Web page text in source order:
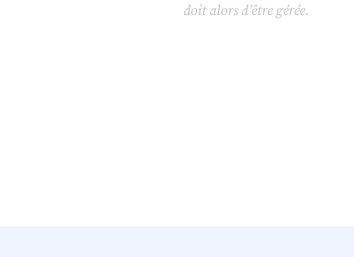
doit alors d’être gérée.